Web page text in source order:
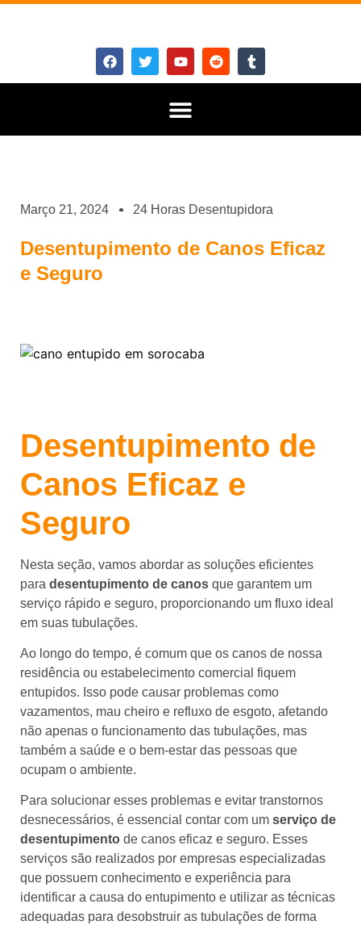
Março 21, 2024 24 Horas Desentupidora
Desentupimento de Canos Eficaz
e Seguro
Desentupimento de
Canos Eficaz e
Seguro
Nesta seção, vamos abordar as soluções eficientes
para desentupimento de canos que garantem um
serviço rápido e seguro, proporcionando um fluxo ideal
em suas tubulações.
Ao longo do tempo, é comum que os canos de nossa
residência ou estabelecimento comercial fiquem
entupidos. Isso pode causar problemas como
vazamentos, mau cheiro e refluxo de esgoto, afetando
não apenas o funcionamento das tubulações, mas
também a saúde e o bem-estar das pessoas que
ocupam o ambiente.
Para solucionar esses problemas e evitar transtornos
desnecessários, é essencial contar com um serviço de
desentupimento de canos eficaz e seguro. Esses
serviços são realizados por empresas especializadas
que possuem conhecimento e experiência para
identificar a causa do entupimento e utilizar as técnicas
adequadas para desobstruir as tubulações de forma